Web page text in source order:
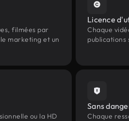
filmées par
marketing et un
Licence
Chaque
publications
ou la HD
Sans
Chaque